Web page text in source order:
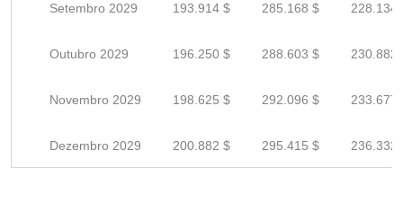
Setembro 2029 193.914 $ 285.168 $ 228.134
Outubro 2029 196.250 $ 288.603 $ 230.882
Novembro 2029 198.625 $ 292.096 $ 233.677
Dezembro 2029 200.882 $ 295.415 $ 236.332